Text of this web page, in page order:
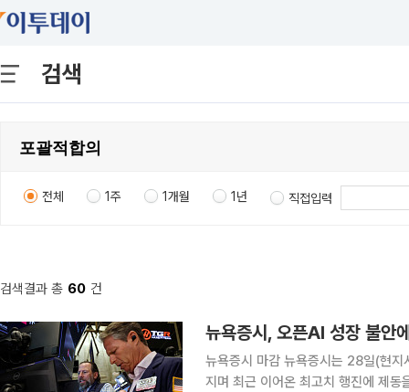
검색
전체 1주 1개월 1년 직접입력
검색결과 총 60 건
뉴욕증시 마감 뉴욕증시는 28일(현지시간) 하락 종료했다. 인공지능(AI) 성장 둔화 우려가 다시 커
지며 최근 이어온 최고치 행진에 제동을 걸었다. 뉴욕증권거래소(NYSE)에서